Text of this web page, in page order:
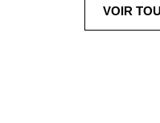
VOIR